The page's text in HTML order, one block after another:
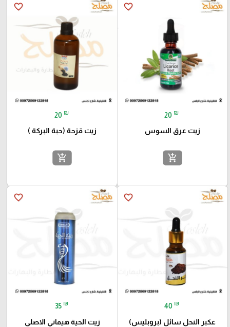
favorite_border
20 ₪
زيت عرق السوس
add_shopping_cart
favorite_border
20 ₪
زيت قزحة (حبة البركة )
add_shopping_cart
favorite_border
40 ₪
عكبر النحل سائل (بروبليس)
favorite_border
35 ₪
زيت الحية هيماني الاصلي